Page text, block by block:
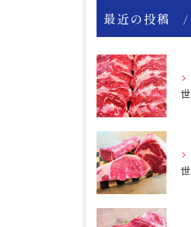
最近の投稿